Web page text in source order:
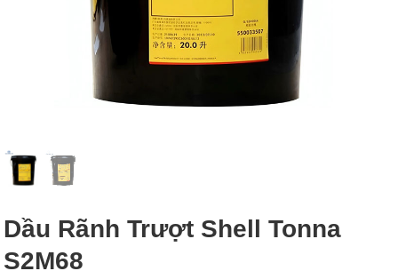
Dầu Rãnh Trượt Shell Tonna
S2M68